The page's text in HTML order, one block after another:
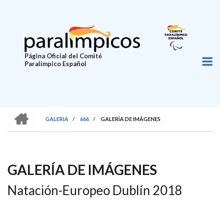
principal
Página Oficial del Comité
Paralímpico Español
SOBRESCRIBIR
DE
AYUDA
A
GALERIA
/ 666 / GALERÍA DE IMÁGENES
GALERÍA DE IMÁGENES
Natación-Europeo Dublín 2018